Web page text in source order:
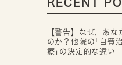
RECENT
【警告】なぜ、あ
のか？他院の｢自費
療｣の決定的な違い